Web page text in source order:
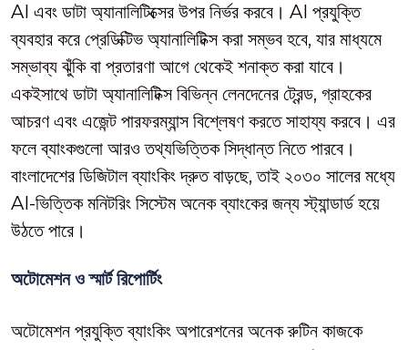
AI এবং ডাটা অ্যানালিটিক্সের উপর নির্ভর করবে। AI প্রযুক্তি
ব্যবহার করে প্রেডিক্টিভ অ্যানালিটিক্স করা সম্ভব হবে, যার মাধ্যমে
সম্ভাব্য ঝুঁকি বা প্রতারণা আগে থেকেই শনাক্ত করা যাবে।
একইসাথে ডাটা অ্যানালিটিক্স বিভিন্ন লেনদেনের ট্রেন্ড, গ্রাহকের
আচরণ এবং এজেন্ট পারফরম্যান্স বিশ্লেষণ করতে সাহায্য করবে। এর
ফলে ব্যাংকগুলো আরও তথ্যভিত্তিক সিদ্ধান্ত নিতে পারবে।
বাংলাদেশের ডিজিটাল ব্যাংকিং দ্রুত বাড়ছে, তাই ২০৩০ সালের মধ্যে
AI-ভিত্তিক মনিটরিং সিস্টেম অনেক ব্যাংকের জন্য স্ট্যান্ডার্ড হয়ে
উঠতে পারে।
অটোমেশন ও স্মার্ট রিপোর্টিং
অটোমেশন প্রযুক্তি ব্যাংকিং অপারেশনের অনেক রুটিন কাজকে